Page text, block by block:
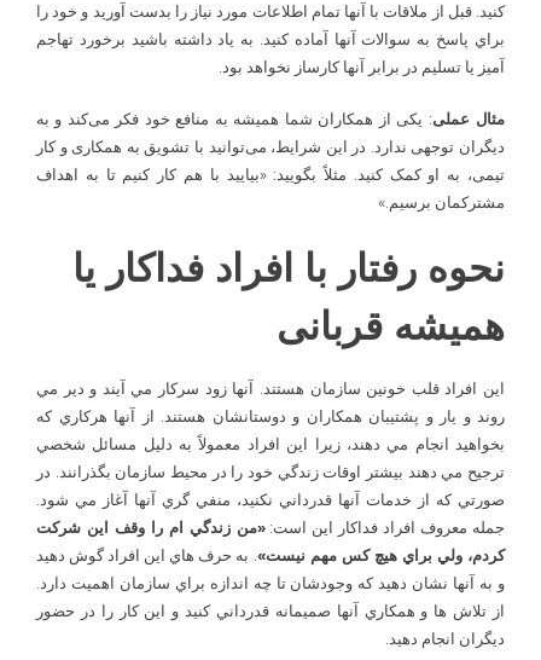
کنيد. قبل از ملاقات با آنها تمام اطلاعات مورد نياز را بدست آوريد و خود را
براي پاسخ به سوالات آنها آماده کنيد. به ياد داشته باشيد برخورد تهاجم
آميز يا تسليم در برابر آنها کارساز نخواهد بود.
مثال عملی: یکی از همکاران شما همیشه به منافع خود فکر می‌کند و به
دیگران توجهی ندارد. در این شرایط، می‌توانید با تشویق به همکاری و کار
تیمی، به او کمک کنید. مثلاً بگویید: «بیایید با هم کار کنیم تا به اهداف
مشترکمان برسیم.»
نحوه رفتار با افراد فداکار یا
همیشه قربانی
اين افراد قلب خونين سازمان هستند. آنها زود سرکار مي ­آيند و دير مي
روند و يار و پشتيبان همکاران و دوستانشان هستند. از آنها هرکاري که
بخواهيد انجام مي­ دهند، زيرا اين افراد معمولاً به دليل مسائل شخصي
ترجيح مي ­دهند بيشتر اوقات زندگي خود را در محيط سازمان بگذرانند. در
صورتي که از خدمات آنها قدرداني نکنيد، منفي گري آنها آغاز مي شود.
جمله معروف افراد فداکار اين است:«من زندگي ­ام را وقف اين شرکت
کردم، ولي براي هيچ کس مهم نيست» . به حرف هاي اين افراد گوش دهيد
و به آنها نشان دهيد که وجودشان تا چه اندازه براي سازمان اهميت دارد.
از تلاش ها و همکاري آنها صميمانه قدرداني کنيد و اين کار را در حضور
ديگران انجام دهيد.